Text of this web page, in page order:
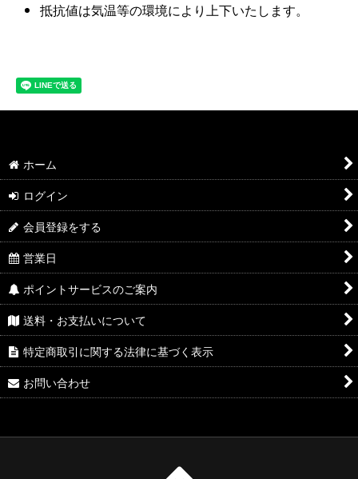
抵抗値は気温等の環境により上下いたします。
ホーム
ログイン
会員登録をする
営業日
ポイントサービスのご案内
送料・お支払いについて
特定商取引に関する法律に基づく表示
お問い合わせ